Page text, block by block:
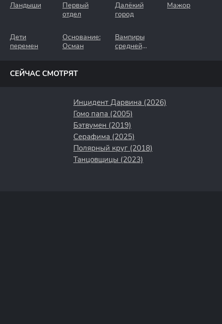
Ландыши
Первый
отдел
Далёкий
город
Мажор
Дети
перемен
Основание:
Осман
Вампиры
средней
СЕЙЧАС СМОТРЯТ
Инцидент Дарвина (2026)
Гомо папа (2005)
Бэтвумен (2019)
Серафима (2025)
Полярный круг (2018)
Танцовщицы (2023)